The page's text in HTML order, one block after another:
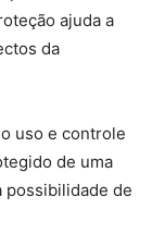
ajuda a
da
uso e controle
de uma
possibilidade de